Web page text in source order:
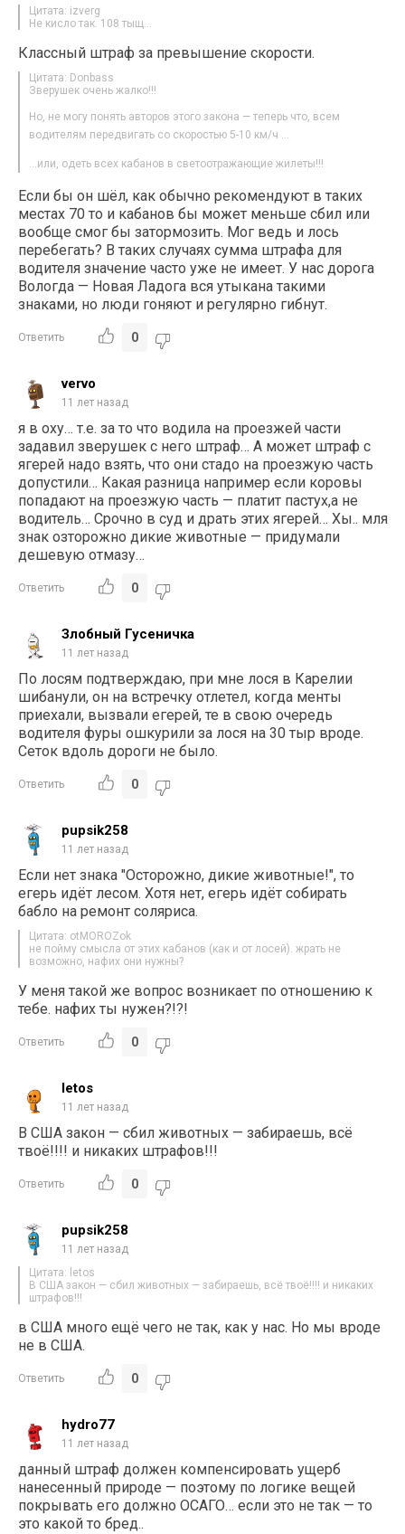
Цитата: izverg
Не кисло так. 108 тыщ…
Классный штраф за превышение скорости.
Цитата: Donbass
Зверушек очень жалко!!!
Но, не могу понять авторов этого закона — теперь что, всем
водителям передвигать со скоростью 5-10 км/ч …
…или, одеть всех кабанов в светоотражающие жилеты!!!
Если бы он шёл, как обычно рекомендуют в таких
местах 70 то и кабанов бы может меньше сбил или
вообще смог бы затормозить. Мог ведь и лось
перебегать? В таких случаях сумма штрафа для
водителя значение часто уже не имеет. У нас дорога
Вологда — Новая Ладога вся утыкана такими
знаками, но люди гоняют и регулярно гибнут.
Ответить 0
vervo
11 лет назад
я в оху… т.е. за то что водила на проезжей части
задавил зверушек с него штраф… А может штраф с
ягерей надо взять, что они стадо на проезжую часть
допустили… Какая разница например если коровы
попадают на проезжую часть — платит пастух,а не
водитель… Срочно в суд и драть этих ягерей… Хы.. мля
знак озторожно дикие животные — придумали
дешевую отмазу…
Ответить 0
Злобный Гусеничка
11 лет назад
По лосям подтверждаю, при мне лося в Карелии
шибанули, он на встречку отлетел, когда менты
приехали, вызвали егерей, те в свою очередь
водителя фуры ошкурили за лося на 30 тыр вроде.
Сеток вдоль дороги не было.
Ответить 0
pupsik258
11 лет назад
Если нет знака "Осторожно, дикие животные!", то
егерь идёт лесом. Хотя нет, егерь идёт собирать
бабло на ремонт соляриса.
Цитата: otMOROZok
не пойму смысла от этих кабанов (как и от лосей). жрать не
возможно, нафих они нужны?
У меня такой же вопрос возникает по отношению к
тебе. нафих ты нужен?!?!
Ответить 0
letos
11 лет назад
В США закон — сбил животных — забираешь, всё
твоё!!!! и никаких штрафов!!!
Ответить 0
pupsik258
11 лет назад
Цитата: letos
В США закон — сбил животных — забираешь, всё твоё!!!! и никаких
штрафов!!!
в США много ещё чего не так, как у нас. Но мы вроде
не в США.
Ответить 0
hydro77
11 лет назад
данный штраф должен компенсировать ущерб
нанесенный природе — поэтому по логике вещей
покрывать его должно ОСАГО… если это не так — то
это какой то бред..